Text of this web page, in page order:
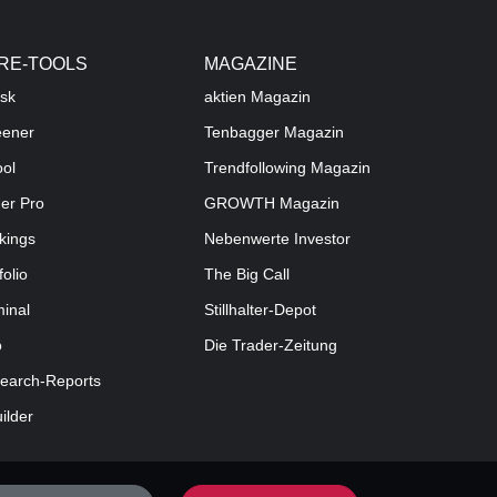
TOOLS
Pro
Reports
MAGAZINE
aktien Magazin
Tenbagger Magazin
Trendfollowing Magazin
GROWTH Magazin
Nebenwerte Investor
The Big Call
Stillhalter-Depot
Die Trader-Zeitung